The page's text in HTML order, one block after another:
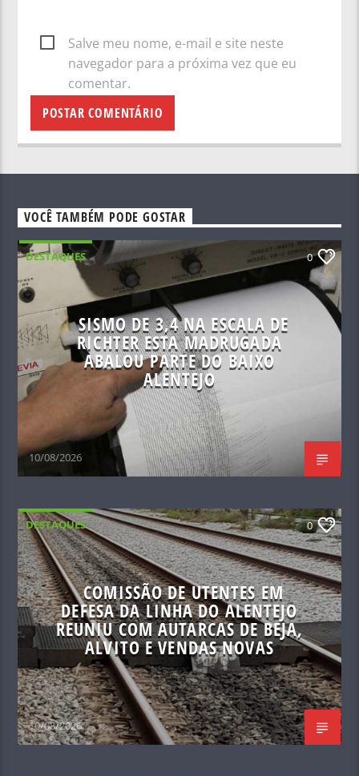
Salve meu nome, e-mail e site neste
navegador para a próxima vez que eu
comentar.
VOCÊ TAMBÉM PODE GOSTAR
DESTAQUES 0
SISMO DE 3,4 NA ESCALA DE
RICHTER ESTA MADRUGADA
ABALOU PARTE DO BAIXO
ALENTEJO
10/08/2026
DESTAQUES 0
COMISSÃO DE UTENTES EM
DEFESA DA LINHA DO ALENTEJO
REUNIU COM AUTARCAS DE BEJA,
ALVITO E VENDAS NOVAS
10/08/2026